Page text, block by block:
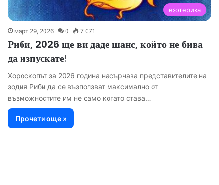
езотерика
март 29, 2026 0 7 071
Риби, 2026 ще ви даде шанс, който не бива
да изпускате!
Хороскопът за 2026 година насърчава представителите на
зодия Риби да се възползват максимално от
възможностите им не само когато става…
Прочети още »